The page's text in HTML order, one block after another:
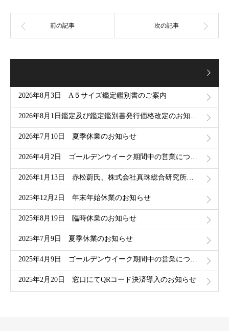
2026年8月3日 A５サイズ鑑定鑑別書のご案内
2026年7月10日 夏季休業のお知らせ
2025年12月2日 年末年始休業のお知らせ
2025年8月19日 臨時休業のお知らせ
2025年7月9日 夏季休業のお知らせ
2025年2月20日 窓口にてQRコード決済導入のお知らせ